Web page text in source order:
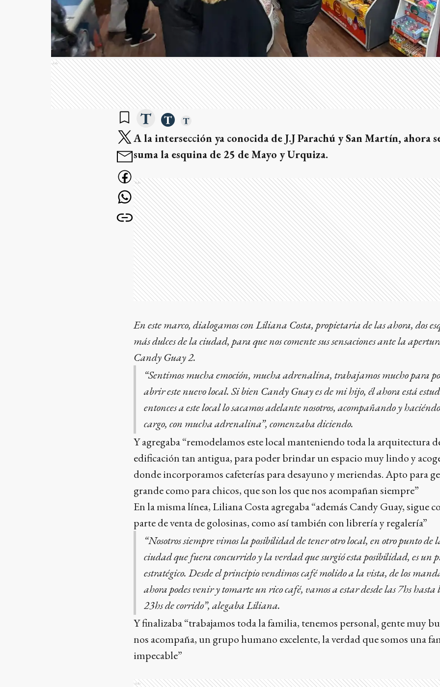
Ads
A la intersección ya conocida de J.J Parachú y San Martín, ahora
suma la esquina de 25 de Mayo y Urquiza.
Ads
En este marco, dialogamos con Liliana Costa, propietaria de las ahora, dos
más dulces de la ciudad, para que nos comente sus sensaciones ante la
Candy Guay 2.
“Sentimos mucha emoción, mucha adrenalina, trabajamos mucho para
abrir este nuevo local. Si bien Candy Guay es de mi hijo, él ahora está
entonces a este local lo sacamos adelante nosotros, acompañando y
cargo, con mucha adrenalina”, comenzaba diciendo.
Y agregaba “remodelamos este local manteniendo toda la arquitectura
edificación tan antigua, para poder brindar un espacio muy lindo y
donde incorporamos cafeterías para desayuno y meriendas. Apto para
grande como para chicos, que son los que nos acompañan siempre”
En la misma línea, Liliana Costa agregaba “además Candy Guay, sigue
parte de venta de golosinas, como así también con librería y regalería”
“Nosotros siempre vimos la posibilidad de tener otro local, en otro punto de
ciudad que fuera concurrido y la verdad que surgió esta posibilidad, es un
estratégico. Desde el principio vendimos café molido a la vista, de los
ahora podes venir y tomarte un rico café, vamos a estar desde las 7hs hasta
23hs de corrido”, alegaba Liliana.
Y finalizaba “trabajamos toda la familia, tenemos personal, gente muy
nos acompaña, un grupo humano excelente, la verdad que somos una
impecable”
Ads